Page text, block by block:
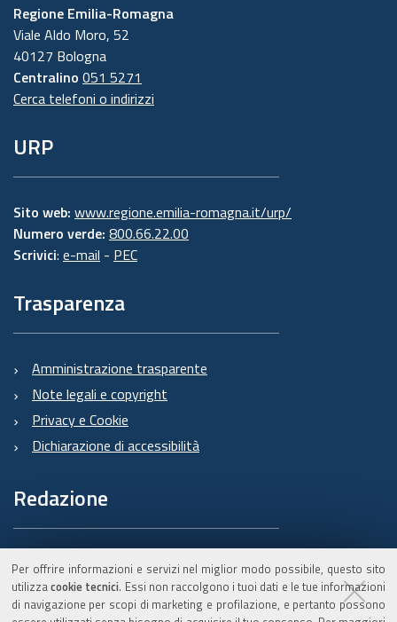
Per offrire informazioni e servizi nel miglior modo possibile, questo sito
utilizzacookie tecnici. Essi non raccolgono i tuoi dati e le tue informazioni
di navigazione per scopi di marketing e profilazione, e pertanto possono
Regione Emilia-Romagna
Viale Aldo Moro, 52
40127 Bologna
Centralino 051 5271
Cerca telefoni o indirizzi
URP
Sito web: www.regione.emilia-romagna.it/urp/
Numero verde: 800.66.22.00
Scrivici: e-mail - PEC
Trasparenza
Amministrazione trasparente
Note legali e copyright
Privacy e Cookie
Dichiarazione di accessibilità
Redazione
Informazioni sul Burert
e contatti